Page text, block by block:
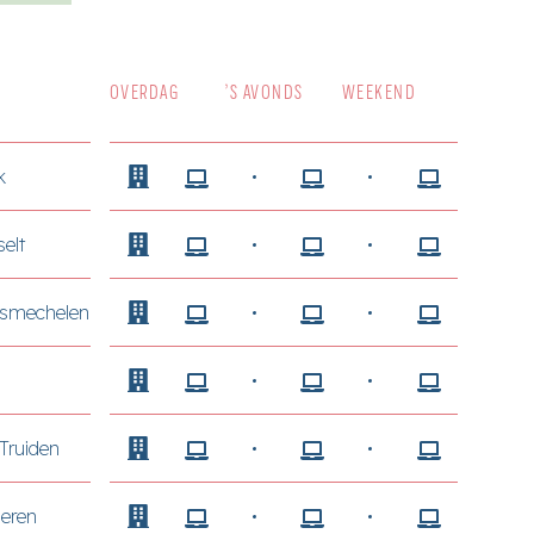
OVERDAG ’S AVONDS WEEKEND